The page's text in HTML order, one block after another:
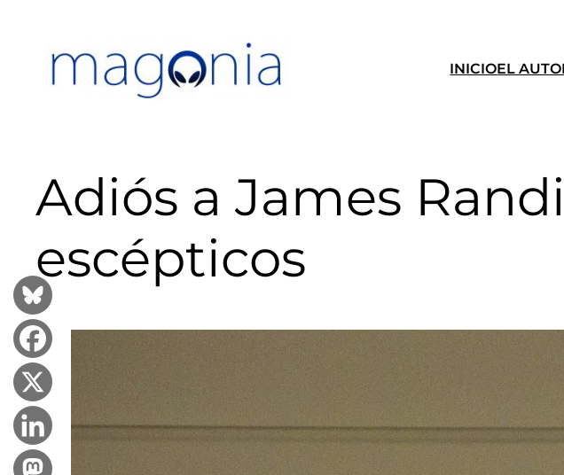
contenido
INICIOEL
Adiós a James
escépticos